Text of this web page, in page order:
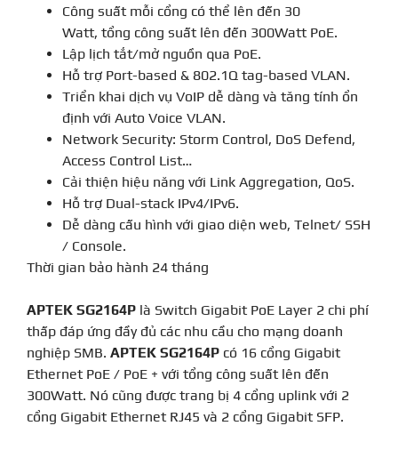
Công suất mỗi cổng có thể lên đến 30
Watt, tổng công suất lên đến 300Watt PoE.
Lập lịch tắt/mở nguồn qua PoE.
Hỗ trợ Port-based & 802.1Q tag-based VLAN.
Triển khai dịch vụ VoIP dễ dàng và tăng tính ổn
định với Auto Voice VLAN.
Network Security: Storm Control, DoS Defend,
Access Control List…
Cải thiện hiệu năng với Link Aggregation, QoS.
Hỗ trợ Dual-stack IPv4/IPv6.
Dễ dàng cấu hình với giao diện web, Telnet/ SSH
/ Console.
Thời gian bảo hành 24 tháng
APTEK SG2164P là Switch Gigabit PoE Layer 2 chi phí
thấp đáp ứng đầy đủ các nhu cầu cho mạng doanh
nghiệp SMB. APTEK SG2164P có 16 cổng Gigabit
Ethernet PoE / PoE + với tổng công suất lên đến
300Watt. Nó cũng được trang bị 4 cổng uplink với 2
cổng Gigabit Ethernet RJ45 và 2 cổng Gigabit SFP.